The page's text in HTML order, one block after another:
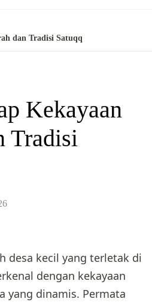
dan Tradisi Satuqq
Kekayaan
Tradisi
desa kecil yang terletak di
dengan kekayaan
yang dinamis. Permata